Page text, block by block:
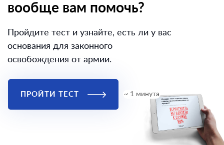
вообще вам помочь?
Пройдите тест и узнайте, есть ли у вас
основания для законного
освобождения от армии.
ПРОЙТИ ТЕСТ ~ 1 минута